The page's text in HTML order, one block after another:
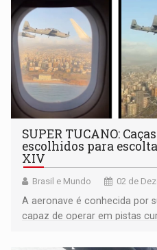
SUPER TUCANO:
escolhidos para
XIV
Brasil e Mundo 02 de
A aeronave é conhecida por
capaz de operar em pistas